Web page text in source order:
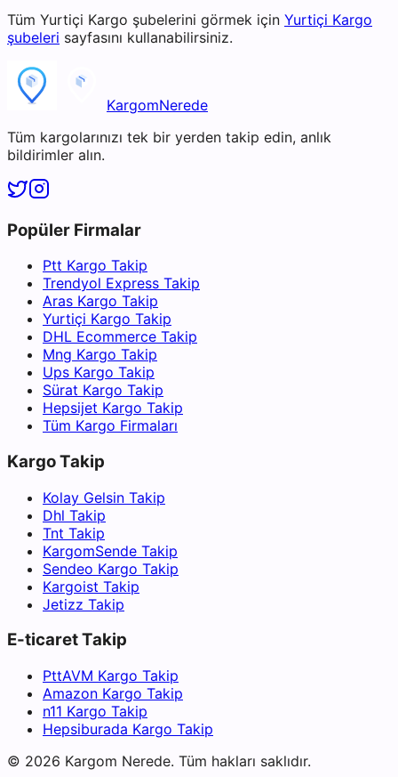
Tüm Yurtiçi Kargo şubelerini görmek için Yurtiçi Kargo
şubeleri sayfasını kullanabilirsiniz.
KargomNerede
Tüm kargolarınızı tek bir yerden takip edin, anlık
bildirimler alın.
Popüler Firmalar
Ptt Kargo Takip
Trendyol Express Takip
Aras Kargo Takip
Yurtiçi Kargo Takip
DHL Ecommerce Takip
Mng Kargo Takip
Ups Kargo Takip
Sürat Kargo Takip
Hepsijet Kargo Takip
Tüm Kargo Firmaları
Kargo Takip
Kolay Gelsin Takip
Dhl Takip
Tnt Takip
KargomSende Takip
Sendeo Kargo Takip
Kargoist Takip
Jetizz Takip
E-ticaret Takip
PttAVM Kargo Takip
Amazon Kargo Takip
n11 Kargo Takip
Hepsiburada Kargo Takip
© 2026 Kargom Nerede. Tüm hakları saklıdır.